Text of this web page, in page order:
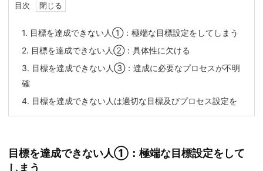
目次
1. 目標を達成できない人①：極端な目標設定をしてしまう
2. 目標を達成できない人②：具体性に欠ける
3. 目標を達成できない人③：達成に必要なプロセスが不明
確
4. 目標を達成できない人は適切な目標及びプロセス設定を
目標を達成できない人①：極端な目標設定をして
しまう